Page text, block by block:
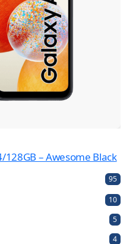
128GB – Awesome Black
959
p
o
d
101
p
r
55
r
44